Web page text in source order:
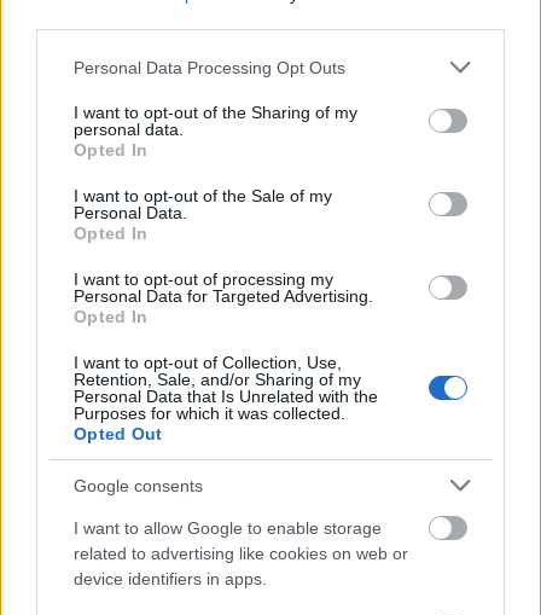
Please note that this website/app uses one or more Google
not limited to your visit or usage behaviour. You may click to
grant or deny consent to Google and its third-party tags to
use your data for below specified purposes in below Google
consent section.
Personal Data Processing Opt Outs
I want to opt-out of the Sharing of my
personal data.
Opted In
I want to opt-out of the Sale of my
Personal Data.
Opted In
I want to opt-out of processing my
Personal Data for Targeted Advertising.
Opted In
I want to opt-out of Collection, Use,
Retention, Sale, and/or Sharing of my
Personal Data that Is Unrelated with the
Purposes for which it was collected.
Opted Out
Google consents
I want to allow Google to enable storage
related to advertising like cookies on web or
device identifiers in apps.
Και όλα αυτά ενώ διανύει περίοδο εγκυμοσύνης,
κάτι που φυσικά δεν την εμποδίζει να παραμένει
κοντά στο άθλημα που λατρεύει και να συνεχίζει
να μοιράζεται την αγάπη της για το ποδόσφαιρο με
τον κόσμο.